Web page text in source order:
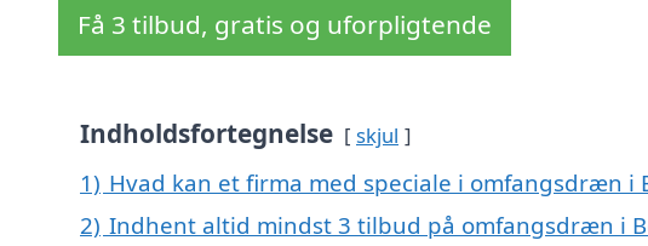
Få 3 tilbud, gratis og uforpligtende
Indholdsfortegnelse skjul
1) Hvad kan et firma med speciale i omfangsdræn i
2) Indhent altid mindst 3 tilbud på omfangsdræn i